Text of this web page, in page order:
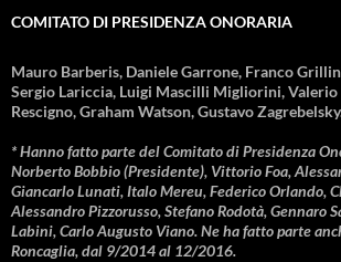
COMITATO DI PRESIDENZA ONORARIA
Mauro Barberis, Daniele Garrone, Franco
Sergio Lariccia, Luigi Mascilli Migliorini, Valerio
Rescigno, Graham Watson, Gustavo
* Hanno fatto parte del Comitato di Presidenza
Norberto Bobbio (Presidente), Vittorio Foa,
Giancarlo Lunati, Italo Mereu, Federico Orlando,
Alessandro Pizzorusso, Stefano Rodotà, Gennaro
Labini, Carlo Augusto Viano. Ne ha fatto parte
Roncaglia, dal 9/2014 al 12/2016.